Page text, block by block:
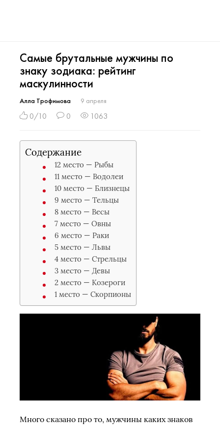
Самые брутальные мужчины по
знаку зодиака: рейтинг
маскулинности
Алла Трофимова 9 апреля
0/10 0 1063
Содержание
12 место — Рыбы
11 место — Водолеи
10 место — Близнецы
9 место — Тельцы
8 место — Весы
7 место — Овны
6 место — Раки
5 место — Львы
4 место — Стрельцы
3 место — Девы
2 место — Козероги
1 место — Скорпионы
Много сказано про то, мужчины каких знаков